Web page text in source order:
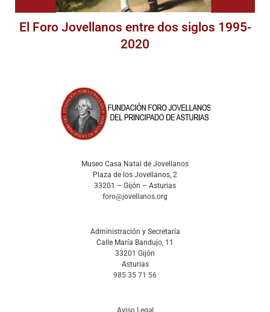
El Foro Jovellanos entre dos siglos 1995-
2020
Museo Casa Natal de Jovellanos
Plaza de los Jovellanos, 2
33201 – Gijón – Asturias
foro@jovellanos.org
Administración y Secretaría
Calle María Bandujo, 11
33201 Gijón
Asturias
985 35 71 56